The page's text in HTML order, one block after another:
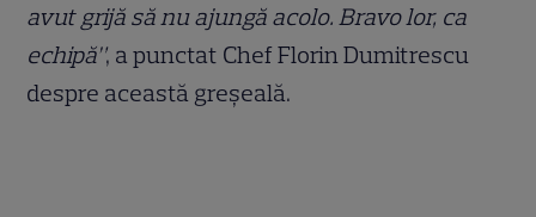
avut grijă să nu ajungă acolo. Bravo lor, ca
echipă”, a punctat Chef Florin Dumitrescu
despre această greșeală.